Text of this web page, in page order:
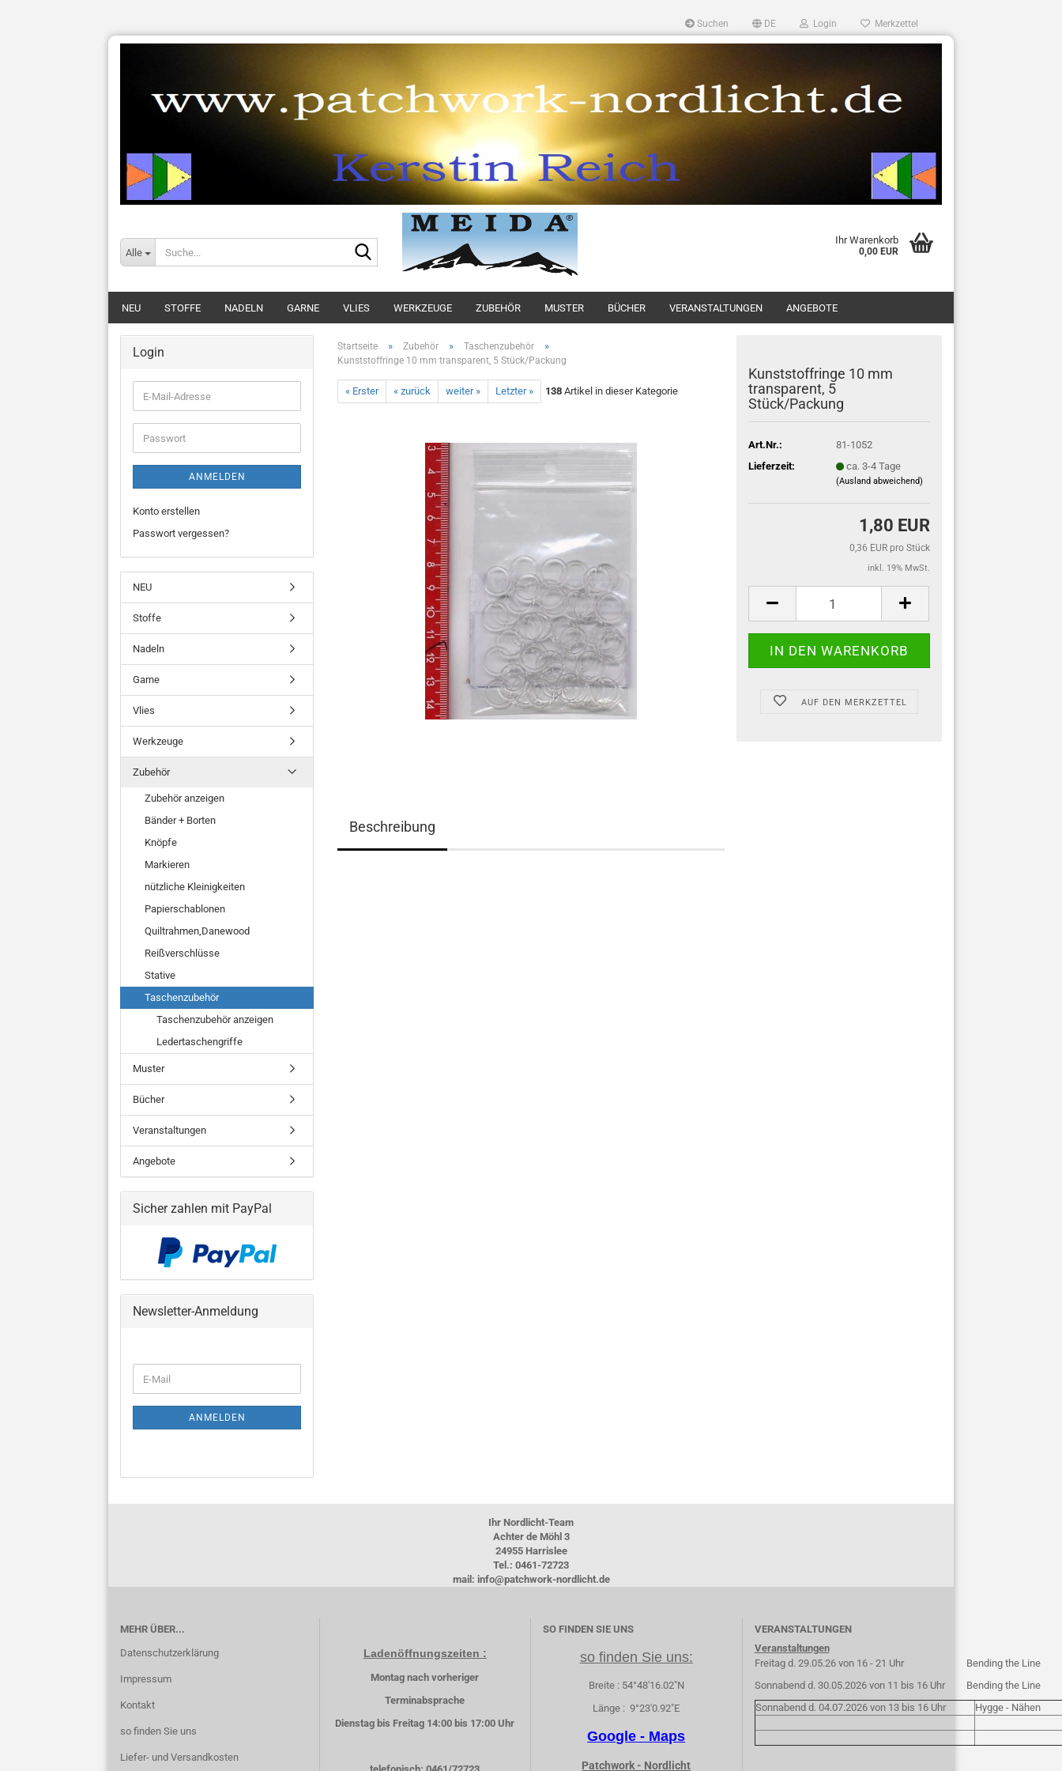
Suchen DE Login Merkzettel
Alle
Ihr Warenkorb
0,00 EUR
NEU STOFFE NADELN GARNE VLIES WERKZEUGE ZUBEHÖR MUSTER BÜCHER VERANSTALTUNGEN ANGEBOTE
Startseite » Zubehör » Taschenzubehör »
Kunststoffringe 10 mm transparent, 5 Stück/Packung
« Erster « zurück weiter » Letzter » 138 Artikel in dieser Kategorie
Kunststoffringe 10 mm
transparent, 5
Stück/Packung
Art.Nr.:
81-1052
Lieferzeit:
ca. 3-4 Tage
(Ausland abweichend)
1,80 EUR
0,36 EUR pro Stück
inkl. 19% MwSt.
AUF DEN MERKZETTEL
Beschreibung
Login
E-
Mail-
Adresse
Passwort
ANMELDEN
Konto erstellen
Passwort vergessen?
NEU
Stoffe
Nadeln
Garne
Vlies
Werkzeuge
Zubehör
Zubehör anzeigen
Bänder + Borten
Knöpfe
Markieren
nützliche Kleinigkeiten
Papierschablonen
Quiltrahmen,Danewood
Reißverschlüsse
Stative
Taschenzubehör
Taschenzubehör anzeigen
Ledertaschengriffe
Muster
Bücher
Veranstaltungen
Angebote
Sicher zahlen mit PayPal
Newsletter-Anmeldung
ZUR
ANMELDUNG
E-
Mail
ANMELDEN
Ihr Nordlicht-Team
Achter de Möhl 3
24955 Harrislee
Tel.: 0461-72723
mail: info@patchwork-nordlicht.de
MEHR ÜBER...
Datenschutzerklärung
Impressum
Kontakt
so finden Sie uns
Liefer- und Versandkosten
Ladenöffnungszeiten :
Montag nach vorheriger
Terminabsprache
Dienstag bis Freitag 14:00 bis 17:00 Uhr
SO FINDEN SIE UNS
so finden Sie uns:
Breite : 54°48'16.02"N
Länge : 9°23'0.92"E
Google - Maps
Patchwork - Nordlicht
VERANSTALTUNGEN
Veranstaltungen
Freitag d. 29.05.26 von 16 - 21 Uhr
Bending the Line
Sonnabend d. 30.05.2026 von 11 bis 16 Uhr
Bending the Line
Sonnabend d. 04.07.2026 von 13 bis 16 Uhr
Hygge - Nähen